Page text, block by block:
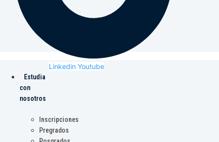
Linkedin Youtube
Estudia
con
nosotros
Inscripciones
Pregrados